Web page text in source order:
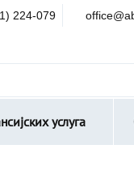
224-079
услуга